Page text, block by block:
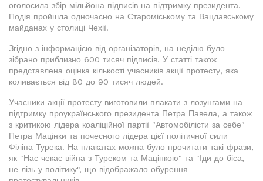
оголосила збір мільйона підписів на підтримку президента.
Подія пройшла одночасно на Староміському та Вацлавському
майданах у столиці Чехії.
Згідно з інформацією від організаторів, на неділю було
зібрано приблизно 600 тисяч підписів. У статті також
представлена оцінка кількості учасників акції протесту, яка
коливається від 80 до 90 тисяч людей.
Учасники акції протесту виготовили плакати з лозунгами на
підтримку проукраїнського президента Петра Павела, а також
з критикою лідера коаліційної партії "Автомобілісти за себе"
Петра Мацінки та почесного лідера цієї політичної сили
Філіпа Турека. На плакатах можна було прочитати такі фрази,
як "Нас чекає війна з Туреком та Мацінкою" та "Іди до біса,
не лізь у політику", що відображало обурення